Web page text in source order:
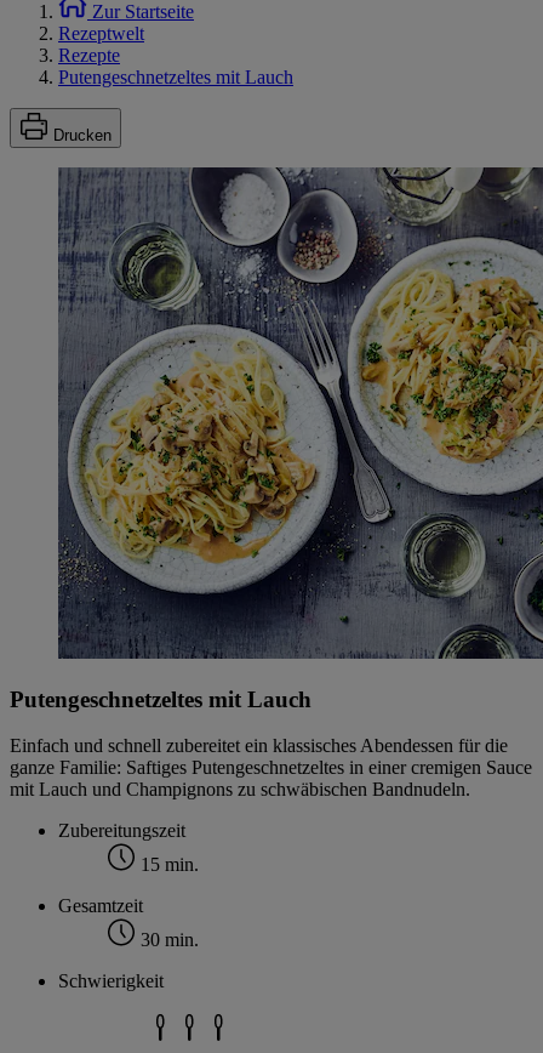
Zur Startseite
Rezeptwelt
Rezepte
Putengeschnetzeltes mit Lauch
Drucken
Putengeschnetzeltes mit Lauch
Einfach und schnell zubereitet ein klassisches Abendessen für die
ganze Familie: Saftiges Putengeschnetzeltes in einer cremigen Sauce
mit Lauch und Champignons zu schwäbischen Bandnudeln.
Zubereitungszeit
15 min.
Gesamtzeit
30 min.
Schwierigkeit